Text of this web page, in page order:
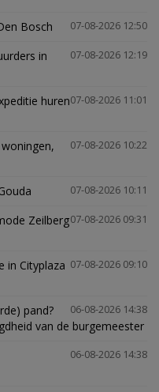
07-08-2026 12:50
Bosch
07-08-2026 12:19
in
07-08-2026 11:01
huren
07-08-2026 10:22
07-08-2026 10:11
07-08-2026 09:31
Zeilberg
07-08-2026 09:10
in Cityplaza
06-08-2026 14:38
pand?
van de burgemeester
06-08-2026 14:38